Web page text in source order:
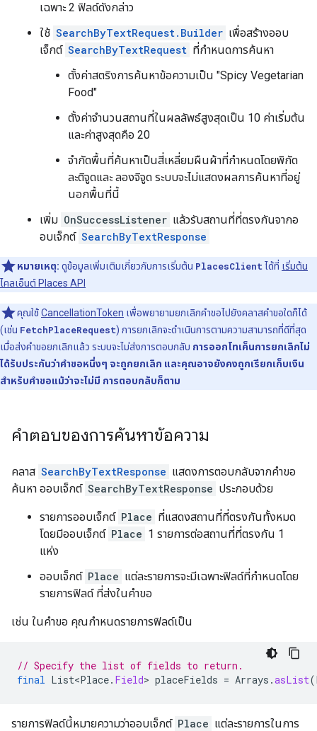
เฉพาะ 2 ฟิลด์ดังกล่าว
ใช้ SearchByTextRequest.Builder เพื่อสร้างออบ
เจ็กต์ SearchByTextRequest ที่กําหนดการค้นหา
ตั้งค่าสตริงการค้นหาข้อความเป็น "Spicy Vegetarian
Food"
ตั้งค่าจำนวนสถานที่ในผลลัพธ์สูงสุดเป็น 10 ค่าเริ่มต้น
และค่าสูงสุดคือ 20
จำกัดพื้นที่ค้นหาเป็นสี่เหลี่ยมผืนผ้าที่กำหนดโดยพิกัด
ละติจูดและ ลองจิจูด ระบบจะไม่แสดงผลการค้นหาที่อยู่
นอกพื้นที่นี้
เพิ่ม OnSuccessListener แล้วรับสถานที่ที่ตรงกันจากอ
อบเจ็กต์ SearchByTextResponse
หมายเหตุ: ดูข้อมูลเพิ่มเติมเกี่ยวกับการเริ่มต้น PlacesClient ได้ที่ เริ่มต้น
ไคลเอ็นต์ Places API
คุณใช้CancellationToken เพื่อพยายามยกเลิกคำขอไปยังคลาสคำขอใดก็ได้
(เช่น FetchPlaceRequest) การยกเลิกจะดำเนินการตามความสามารถที่ดีที่สุด
เมื่อส่งคำขอยกเลิกแล้ว ระบบจะไม่ส่งการตอบกลับ การออกโทเค็นการยกเลิกไม่
ได้รับประกันว่าคำขอหนึ่งๆ จะถูกยกเลิก และคุณอาจยังคงถูกเรียกเก็บเงิน
สำหรับคำขอแม้ว่าจะไม่มี การตอบกลับก็ตาม
คำตอบของการค้นหาข้อความ
คลาส SearchByTextResponse แสดงการตอบกลับจากคำขอ
ค้นหา ออบเจ็กต์ SearchByTextResponse ประกอบด้วย
รายการออบเจ็กต์ Place ที่แสดงสถานที่ที่ตรงกันทั้งหมด
โดยมีออบเจ็กต์ Place 1 รายการต่อสถานที่ที่ตรงกัน 1
แห่ง
ออบเจ็กต์ Place แต่ละรายการจะมีเฉพาะฟิลด์ที่กำหนดโดย
รายการฟิลด์ ที่ส่งในคำขอ
เช่น ในคำขอ คุณกำหนดรายการฟิลด์เป็น
// Specify the list of fields to return.
final List<Place. Field> placeFields = Arrays .asList(
รายการฟิลด์นี้หมายความว่าออบเจ็กต์ Place แต่ละรายการในการ